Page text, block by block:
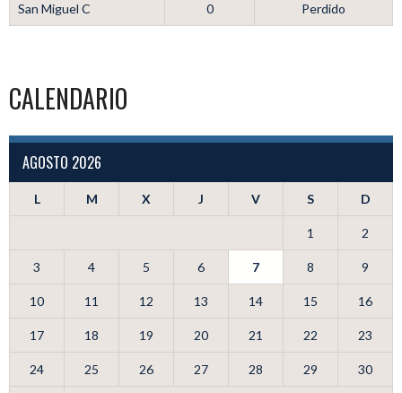
San Miguel C 0 Perdido
CALENDARIO
AGOSTO 2026
L M X J V S D
1 2
3 4 5 6 7 8 9
10 11 12 13 14 15 16
17 18 19 20 21 22 23
24 25 26 27 28 29 30